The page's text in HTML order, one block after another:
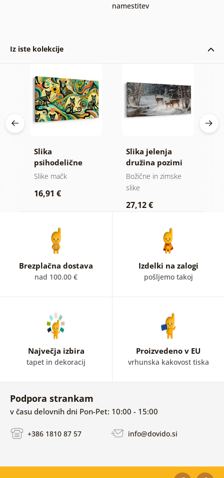
namestitev
Iz iste kolekcije
Slika
psihodelične
mačke
Slike mačk
16,91 €
Slika jelenja
družina pozimi
Božične in zimske
slike
27,12 €
Brezplačna dostava
nad 100.00 €
Izdelki na zalogi
pošljemo takoj
Največja izbira
tapet in dekoracij
Proizvedeno v EU
vrhunska kakovost tiska
Podpora strankam
v času delovnih dni Pon-Pet: 10:00 - 15:00
+386 1810 87 57 info@dovido.si